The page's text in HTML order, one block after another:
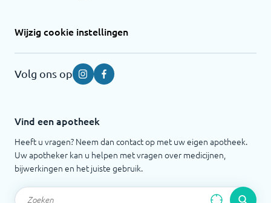
Wijzig cookie instellingen
Volg ons op InstagramFacebook
Vind een apotheek
Heeft u vragen? Neem dan contact op met uw eigen apotheek.
Uw apotheker kan u helpen met vragen over medicijnen,
bijwerkingen en het juiste gebruik.